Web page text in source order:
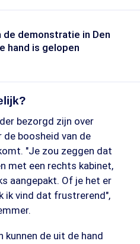
de demonstratie in Den
hand is gelopen
bezorgd zijn over
boosheid van de
"Je zou zeggen dat
met een rechts kabinet,
aangepakt. Of je het er
ik vind dat frustrerend",
kunnen de uit de hand